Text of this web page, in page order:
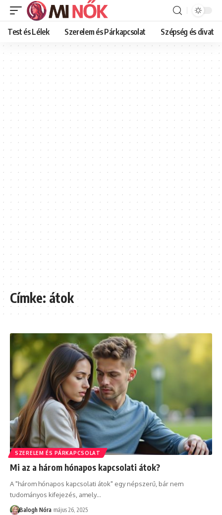
Test és Lélek Szerelem és Párkapcsolat Szépség és divat
Címke:átok
SZERELEM ÉS PÁRKAPCSOLAT
Mi az a három hónapos kapcsolati átok?
A "három hónapos kapcsolati átok" egy népszerű, bár nem
tudományos kifejezés, amely…
Balogh Nóra május 26, 2025